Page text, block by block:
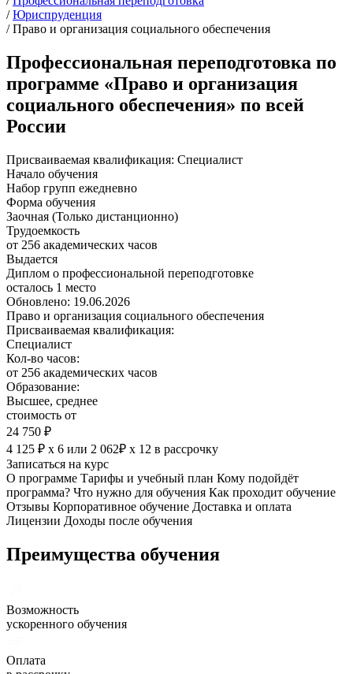
/ Юриспруденция
/ Право и организация социального обеспечения
Профессиональная переподготовка по
программе «Право и организация
социального обеспечения» по всей
России
Присваиваемая квалификация: Специалист
Начало обучения
Набор групп ежедневно
Форма обучения
Заочная (Только дистанционно)
Трудоемкость
от 256 академических часов
Выдается
Диплом о профессиональной переподготовке
осталось 1 место
Обновлено: 19.06.2026
Право и организация социального обеспечения
Присваиваемая квалификация:
Специалист
Кол-во часов:
от 256 академических часов
Образование:
Высшее, среднее
стоимость от
24 750 ₽
4 125 ₽ х 6 или 2 062₽ х 12 в рассрочку
Записаться на курс
О программе Тарифы и учебный план Кому подойдёт
программа? Что нужно для обучения Как проходит обучение
Отзывы Корпоративное обучение Доставка и оплата
Лицензии Доходы после обучения
Преимущества обучения
Возможность
ускоренного обучения
Оплата